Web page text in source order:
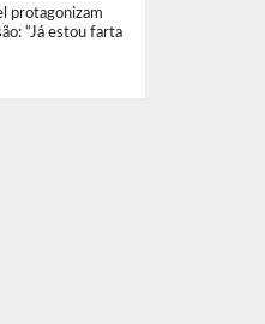
protagonizam
“Já estou farta